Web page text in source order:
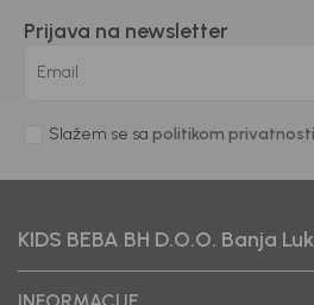
Prijava na newsletter
Email
Slažem se sa politikom privatnosti
KIDS BEBA BH D.O.O. Banja